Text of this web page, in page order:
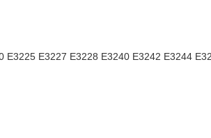
E3225 E3227 E3228 E3240 E3242 E3244